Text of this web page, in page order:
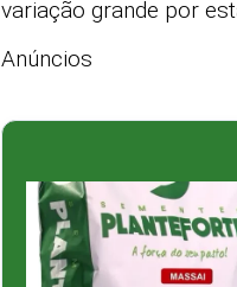
variação grande por
Anúncios